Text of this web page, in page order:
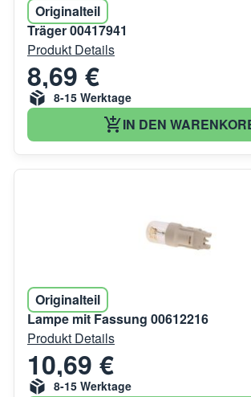
Originalteil
Träger 00417941
Produkt Details
8,69 €
8-15 Werktage
IN DEN
Originalteil
Lampe mit Fassung 00612216
Produkt Details
10,69 €
8-15 Werktage